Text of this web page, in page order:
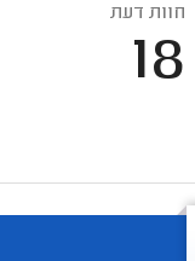
חוות דעת
18